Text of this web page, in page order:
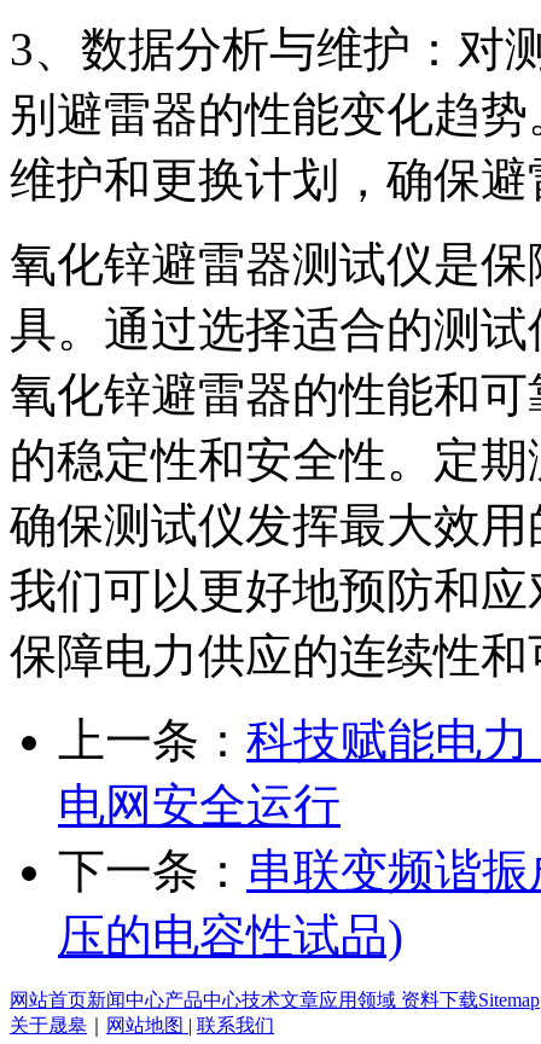
3、数据分析与维护：对
别避雷器的性能变化趋
维护和更换计划，确保
氧化锌避雷器测试仪是
具。通过选择适合的测
氧化锌避雷器的性能和
的稳定性和安全性。定
确保测试仪发挥最大效
我们可以更好地预防和
保障电力供应的连续性
上一条： 科技赋能电
电网安全运行
下一条： 串联变频谐
压的电容性试品)
网站首页新闻中心产品中心技术文章应用领域 资料下载Sitemap
关于晟皋
网站地图 | 联系我们